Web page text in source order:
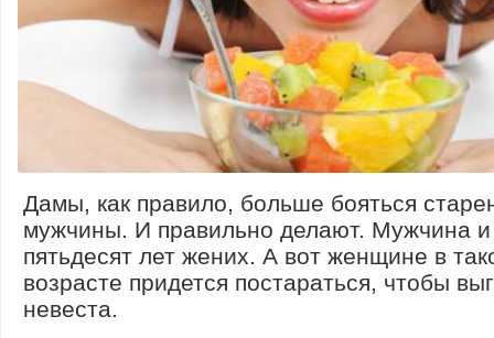
Дамы, как правило, больше бояться
мужчины. И правильно делают. Мужчина и
пятьдесят лет жених. А вот женщине в
возрасте придется постараться, чтобы
невеста.